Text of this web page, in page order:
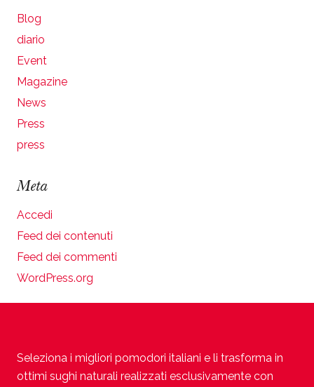
Blog
diario
Event
Magazine
News
Press
press
Meta
Accedi
Feed dei contenuti
Feed dei commenti
WordPress.org
Seleziona i migliori pomodori italiani e li trasforma in
ottimi sughi naturali realizzati esclusivamente con